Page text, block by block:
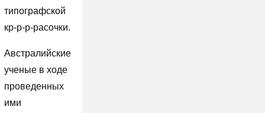
типографской
кр-р-р-расочки.
Австралийские
ученые в ходе
проведенных
ими